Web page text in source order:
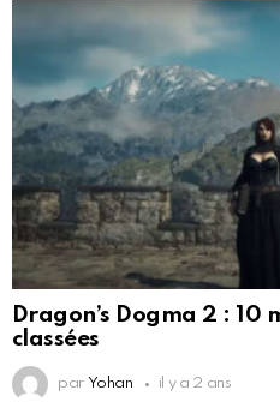
Dragon’s Dogma 2 : 10
classées
par Yohan il y a 2 ans